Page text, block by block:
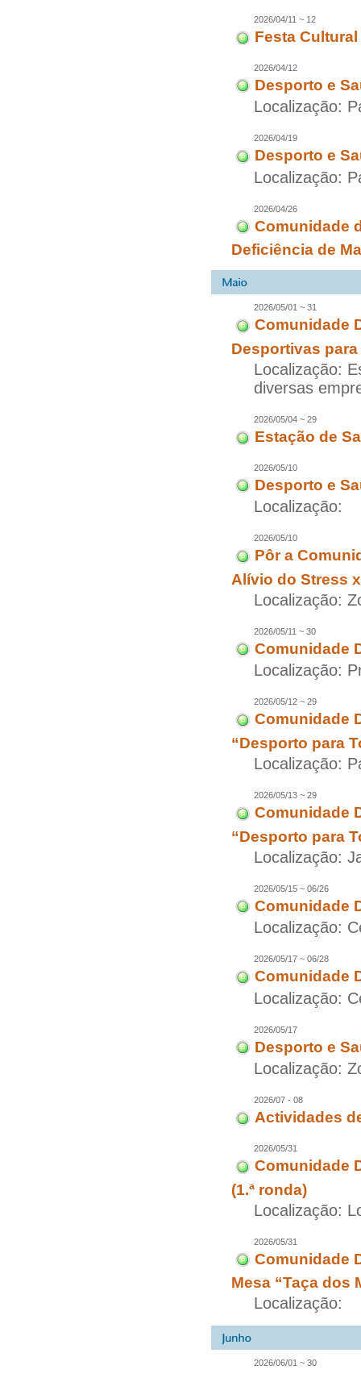
2026/04/11 ~ 12
Festa
2026/04/12
Desporto e
Localização:
2026/04/19
Desporto e
Localização:
2026/04/26
Comunidade
Deficiência de
2026/05/01 ~ 31
Comunidade
Desportivas
Localização:
diversas
2026/05/04 ~ 29
Estação de
2026/05/10
Desporto e
Localização:
2026/05/10
Pôr a
Alívio do Stress
Localização:
2026/05/11 ~ 30
Comunidade
Localização:
2026/05/12 ~ 29
Comunidade
“Desporto para
Localização:
2026/05/13 ~ 29
Comunidade
“Desporto para
Localização:
2026/05/15 ~ 06/26
Comunidade
Localização:
2026/05/17 ~ 06/28
Comunidade
Localização:
2026/05/17
Desporto e
Localização:
2026/07 - 08
Actividades
2026/05/31
Comunidade
(1.ª ronda)
Localização:
2026/05/31
Comunidade
Mesa “Taça dos
Localização:
2026/06/01 ~ 30